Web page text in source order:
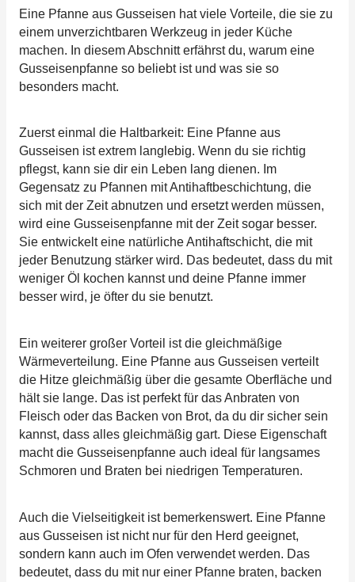
Eine Pfanne aus Gusseisen hat viele Vorteile, die sie zu
einem unverzichtbaren Werkzeug in jeder Küche
machen. In diesem Abschnitt erfährst du, warum eine
Gusseisenpfanne so beliebt ist und was sie so
besonders macht.
Zuerst einmal die Haltbarkeit: Eine Pfanne aus
Gusseisen ist extrem langlebig. Wenn du sie richtig
pflegst, kann sie dir ein Leben lang dienen. Im
Gegensatz zu Pfannen mit Antihaftbeschichtung, die
sich mit der Zeit abnutzen und ersetzt werden müssen,
wird eine Gusseisenpfanne mit der Zeit sogar besser.
Sie entwickelt eine natürliche Antihaftschicht, die mit
jeder Benutzung stärker wird. Das bedeutet, dass du mit
weniger Öl kochen kannst und deine Pfanne immer
besser wird, je öfter du sie benutzt.
Ein weiterer großer Vorteil ist die gleichmäßige
Wärmeverteilung. Eine Pfanne aus Gusseisen verteilt
die Hitze gleichmäßig über die gesamte Oberfläche und
hält sie lange. Das ist perfekt für das Anbraten von
Fleisch oder das Backen von Brot, da du dir sicher sein
kannst, dass alles gleichmäßig gart. Diese Eigenschaft
macht die Gusseisenpfanne auch ideal für langsames
Schmoren und Braten bei niedrigen Temperaturen.
Auch die Vielseitigkeit ist bemerkenswert. Eine Pfanne
aus Gusseisen ist nicht nur für den Herd geeignet,
sondern kann auch im Ofen verwendet werden. Das
bedeutet, dass du mit nur einer Pfanne braten, backen